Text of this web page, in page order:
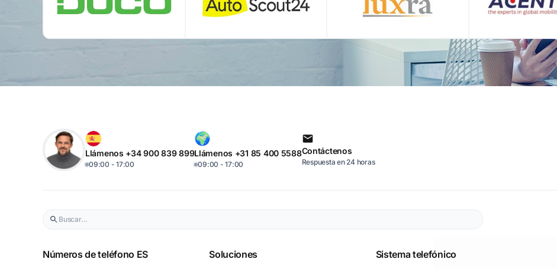
Llámenos +34 900 839 899
09:00 - 17:00
Llámenos +31 85 400 5588
09:00 - 17:00
Contáctenos
Respuesta en 24 horas
Números de teléfono ES Soluciones Sistema telefónico